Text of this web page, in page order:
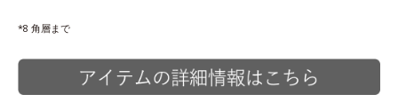
*8 角層まで